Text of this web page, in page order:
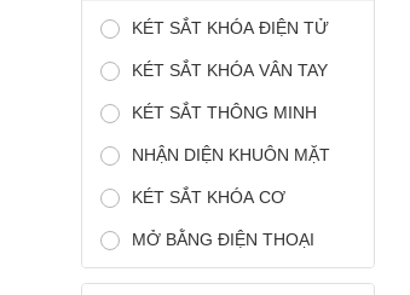
KÉT SẮT KHÓA ĐIỆN TỬ
KÉT SẮT KHÓA VÂN TAY
KÉT SẮT THÔNG MINH
NHẬN DIỆN KHUÔN MẶT
KÉT SẮT KHÓA CƠ
MỞ BẰNG ĐIỆN THOẠI